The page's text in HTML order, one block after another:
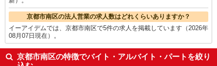
京都市南区の法人営業の求人数はどれくらいありますか？
イーアイデムでは、京都市南区で5件の求人を掲載しています（2026年
08月07日現在）。
京都市南区の特徴でバイト・アルバイト・パートを絞り